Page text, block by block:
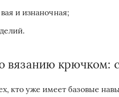
и изнаночная;
вязанию крючком:
кто уже имеет базовые